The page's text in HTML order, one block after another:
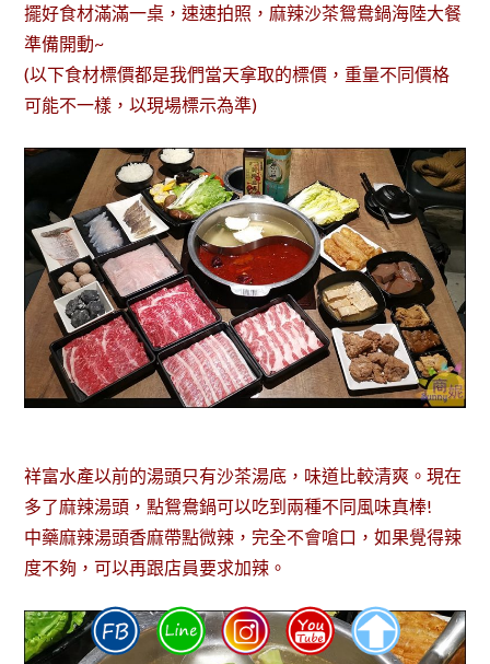
擺好食材滿滿一桌，速速拍照，麻辣沙茶鴛鴦鍋海陸大餐
準備開動~
(以下食材標價都是我們當天拿取的標價，重量不同價格
可能不一樣，以現場標示為準)
祥富水產以前的湯頭只有沙茶湯底，味道比較清爽。現在
多了麻辣湯頭，點鴛鴦鍋可以吃到兩種不同風味真棒!
中藥麻辣湯頭香麻帶點微辣，完全不會嗆口，如果覺得辣
度不夠，可以再跟店員要求加辣。